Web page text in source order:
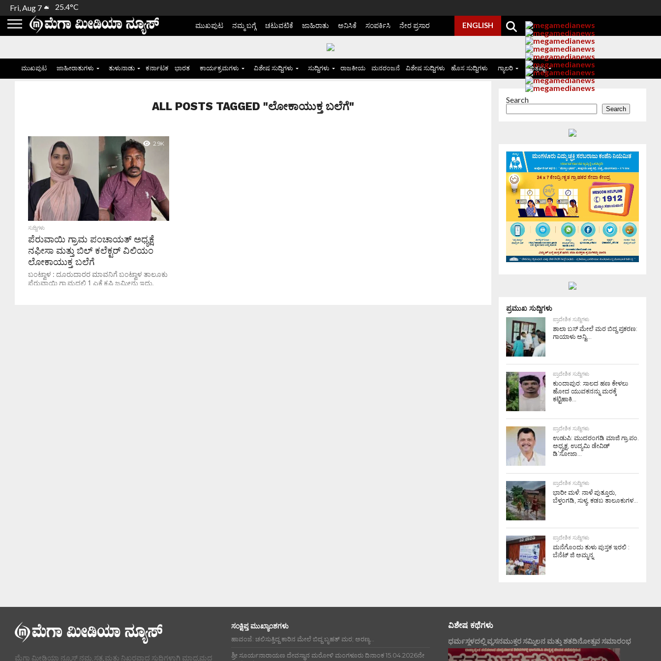
Fri, Aug 7 25.4°C
ಮುಖಪುಟ ನಮ್ಮ ಬಗ್ಗೆ ಚಟುವಟಿಕೆ ಜಾಹಿರಾತು ಅನಿಸಿಕೆ ಸಂಪರ್ಕಿಸಿ ನೇರ ಪ್ರಸಾರ ENGLISH
ಮುಖಪುಟ ಜಾಹೀರಾತುಗಳು ತುಳುನಾಡು ಕರ್ನಾಟಕ ಭಾರತ ಕಾರ್ಯಕ್ರಮಗಳು ವಿಶೇಷ ಸುದ್ದಿಗಳು ಸುದ್ದಿಗಳು ರಾಜಕೀಯ ಮನರಂಜನೆ ವಿಶೇಷ ಸುದ್ದಿಗಳು ಹೊಸ ಸುದ್ದಿಗಳು ಗ್ಯಾಲರಿ ಮತ್ತಷ್ಟು
ALL POSTS TAGGED "ಲೋಕಾಯುಕ್ತ ಬಲೆಗೆ"
2.9K
ಸುದ್ದಿಗಳು
ಪೆರುವಾಯಿ ಗ್ರಾಮ ಪಂಚಾಯತ್ ಅಧ್ಯಕ್ಷೆ
ನಫೀಸಾ ಮತ್ತು ಬಿಲ್ ಕಲೆಕ್ಟರ್ ವಿಲಿಯಂ
ಲೋಕಾಯುಕ್ತ ಬಲೆಗೆ
ಬಂಟ್ವಾಳ : ದೂರುದಾರರ ಮಾವನಿಗೆ ಬಂಟ್ವಾಳ ತಾಲೂಕು
ಪೆರುವಾಯಿ ಗ್ರಾಮದಲ್ಲಿ 1 ಎಕ್ರೆ ಕೃಷಿ ಜಮೀನು ಇದ್ದು,
Search
Search
ಪ್ರಮುಖ ಸುದ್ದಿಗಳು
ಪ್ರಾದೇಶಿಕ ಸುದ್ದಿಗಳು
ಶಾಲಾ ಬಸ್ ಮೇಲೆ ಮರ ಬಿದ್ದ ಪ್ರಕರಣ:
ಗಾಯಾಳು ಅನ್ವಿ...
ಪ್ರಾದೇಶಿಕ ಸುದ್ದಿಗಳು
ಕುಂದಾಪುರ: ಸಾಲದ ಹಣ ಕೇಳಲು
ಹೋದ ಯುವಕನನ್ನು ಮರಕ್ಕೆ
ಕಟ್ಟಿಹಾಕಿ...
ಪ್ರಾದೇಶಿಕ ಸುದ್ದಿಗಳು
ಉಡುಪಿ: ಮುದರಂಗಡಿ ಮಾಜಿ ಗ್ರಾ.ಪಂ.
ಅಧ್ಯಕ್ಷ, ಉದ್ಯಮಿ ಡೇವಿಡ್
ಡಿ’ಸೋಜಾ...
ಪ್ರಾದೇಶಿಕ ಸುದ್ದಿಗಳು
ಭಾರೀ ಮಳೆ: ನಾಳೆ ಪುತ್ತೂರು,
ಬೆಳ್ತಂಗಡಿ, ಸುಳ್ಯ, ಕಡಬ ತಾಲೂಕುಗಳ...
ಪ್ರಾದೇಶಿಕ ಸುದ್ದಿಗಳು
ಮನೆಗೊಂದು ತುಳು ಪುಸ್ತಕ ಇರಲಿ :
ಬೆನೆಟ್ ಜಿ ಅಮ್ಮನ್ನ
ಮೆಗಾ ಮೀಡಿಯಾ ನ್ಯೂಸ್ ನಮ್ಮ ಸತ್ಯ ಮತ್ತು ನಿಖರವಾದ ಸುದ್ದಿಗಳಾಗಿ ಮಾಧ್ಯಮದ
ಸಂಕ್ಷಿಪ್ತ ಮುಖ್ಯಾಂಶಗಳು
ಹಾವಂಜೆ: ಚಲಿಸುತ್ತಿದ್ದ ಕಾರಿನ ಮೇಲೆ ಬಿದ್ದ ಬೃಹತ್ ಮರ; ಅರಣ್ಯ...
ಶ್ರೀ ಸೂರ್ಯನಾರಾಯಣ ದೇವಸ್ಥಾನ ಮರೋಳಿ ಮಂಗಳೂರು ದಿನಾಂಕ 15.04.2026ನೇ
ವಿಶೇಷ ಕಥೆಗಳು
ಧರ್ಮಸ್ಥಳದಲ್ಲಿ ವ್ಯಸನಮುಕ್ತರ ಸಮ್ಮಿಲನ ಮತ್ತು ಶತದಿನೋತ್ಸವ ಸಮಾರಂಭ